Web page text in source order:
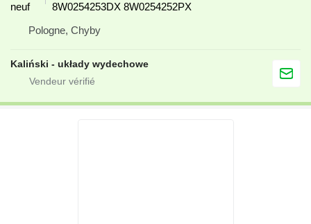
neuf
8W0254253DX 8W0254252PX
Pologne, Chyby
Kaliński - układy wydechowe